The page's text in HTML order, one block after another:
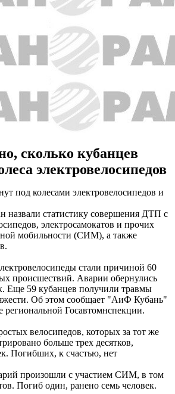
сколько кубанцев
электровелосипедов
под колесами электровелосипедов и
назвали статистику совершения ДТП с
электросамокатов и прочих
мобильности (СИМ), а также
стали причиной 60
происшествий. Аварии обернулись
Еще 59 кубанцев получили травмы
Об этом сообщает "АиФ Кубань"
региональной Госавтомнспекции.
велосипедов, которых за тот же
больше трех десятков,
Погибших, к счастью, нет
произошли с участием СИМ, в том
Погиб один, ранено семь человек.